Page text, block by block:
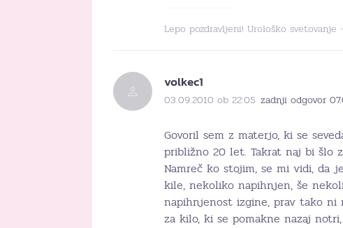
Lepo pozdravljeni! Urološko svetovanje -
volkec1
03.09.2010 ob 22:05 zadnji odgovor
Govoril sem z materjo, ki se
približno 20 let. Takrat naj bi šlo
Namreč ko stojim, se mi vidi, da
kile, nekoliko napihnjen, še
napihnjenost izgine, prav tako
za kilo, ki se pomakne nazaj